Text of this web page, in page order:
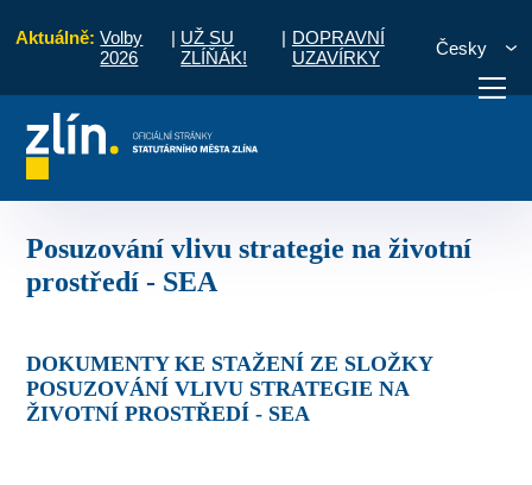
Aktuálně: Volby
2026
| UŽ SU
ZLÍŇÁK!
| DOPRAVNÍ
UZAVÍRKY
Česky
Potřebuji zaplatit
Posuzování vlivu strategie na životní
prostředí - SEA
DOKUMENTY KE STAŽENÍ ZE SLOŽKY
POSUZOVÁNÍ VLIVU STRATEGIE NA
ŽIVOTNÍ PROSTŘEDÍ - SEA